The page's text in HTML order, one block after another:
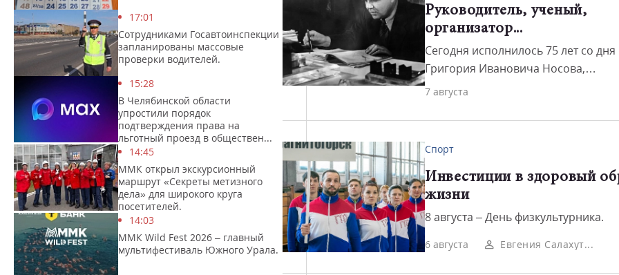
17:01
Сотрудниками Госавтоинспекции
запланированы массовые
проверки водителей.
15:28
В Челябинской области
упростили порядок
подтверждения права на
льготный проезд в обществен...
14:45
ММК открыл экскурсионный
маршрут «Секреты метизного
дела» для широкого круга
посетителей.
14:03
ММК Wild Fest 2026 – главный
мультифестиваль Южного Урала.
Руководитель, ученый,
организатор...
Сегодня исполнилось 75 лет со
Григория Ивановича Носова,
возглавлявшего Магнитогорский
сложные ...
7 августа
Спорт
Инвестиции в здоровый
жизни
8 августа – День физкультурника.
6 августа Евгения Салахут...